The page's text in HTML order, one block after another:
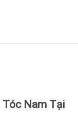
Tóc Nam Tại